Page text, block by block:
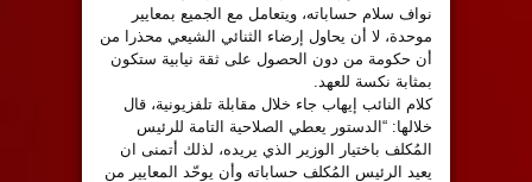
⁧‫نواف سلام‬⁩ حساباته، ويتعامل مع الجميع بمعايير
موحدة، لا أن يحاول إرضاء الثنائي الشيعي محذرا من
أن حكومة من دون الحصول على ثقة نيابية ستكون
بمثابة نكسة للعهد.
‏كلام النائب إيهاب جاء خلال مقابلة تلفزيونية، قال
خلالها: “الدستور يعطي الصلاحية التامة للرئيس
المُكلف باختيار الوزير الذي يريده، لذلك أتمنى ان
يعيد الرئيس المُكلف حساباته وأن يوحّد المعايير من